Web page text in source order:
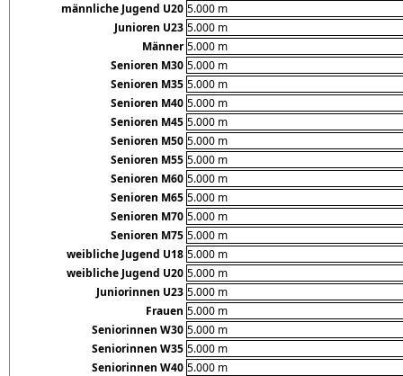
männliche Jugend U20 5.000 m
Junioren U23 5.000 m
Männer 5.000 m
Senioren M30 5.000 m
Senioren M35 5.000 m
Senioren M40 5.000 m
Senioren M45 5.000 m
Senioren M50 5.000 m
Senioren M55 5.000 m
Senioren M60 5.000 m
Senioren M65 5.000 m
Senioren M70 5.000 m
Senioren M75 5.000 m
weibliche Jugend U18 5.000 m
weibliche Jugend U20 5.000 m
Juniorinnen U23 5.000 m
Frauen 5.000 m
Seniorinnen W30 5.000 m
Seniorinnen W35 5.000 m
Seniorinnen W40 5.000 m